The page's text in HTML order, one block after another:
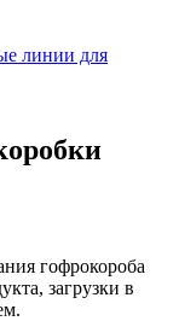
линии для
гофрокороба
загрузки в